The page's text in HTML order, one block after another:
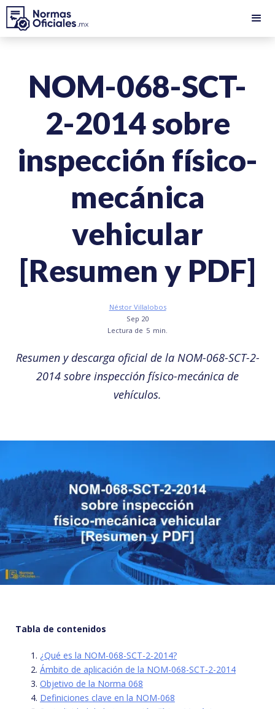
NOM-068-SCT-
2-2014 sobre
inspección físico-
mecánica
vehicular
[Resumen y PDF]
Néstor Villalobos
Sep 20
Lectura de 5 min.
Resumen y descarga oficial de la NOM-068-SCT-2-
2014 sobre inspección físico-mecánica de
vehículos.
Tabla de contenidos
¿Qué es la NOM-068-SCT-2-2014?
Ámbito de aplicación de la NOM-068-SCT-2-2014
Objetivo de la Norma 068
Definiciones clave en la NOM-068